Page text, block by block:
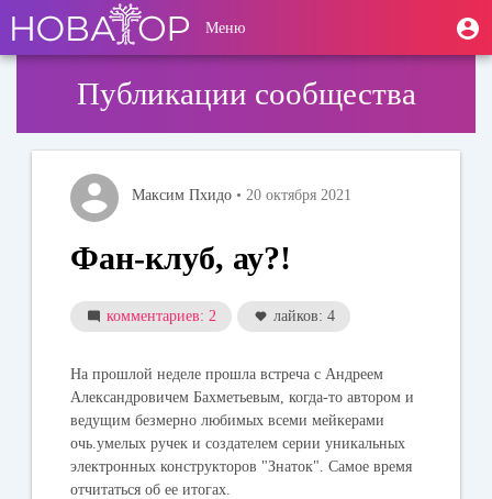
основному
содержанию
User
account
Меню
Публикации сообщества
Максим Пхидо • 20 октября 2021
Фан-клуб, ау?!
комментариев: 2 лайков: 4
На прошлой неделе прошла встреча с Андреем
Александровичем Бахметьевым, когда-то автором и
ведущим безмерно любимых всеми мейкерами
очь.умелых ручек и создателем серии уникальных
электронных конструкторов "Знаток". Самое время
отчитаться об ее итогах.